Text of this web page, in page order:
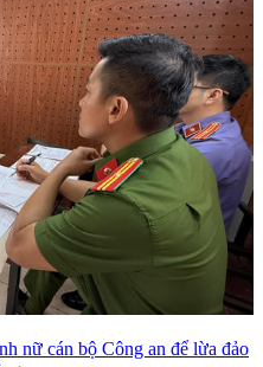
nữ cán bộ Công an để lừa đảo